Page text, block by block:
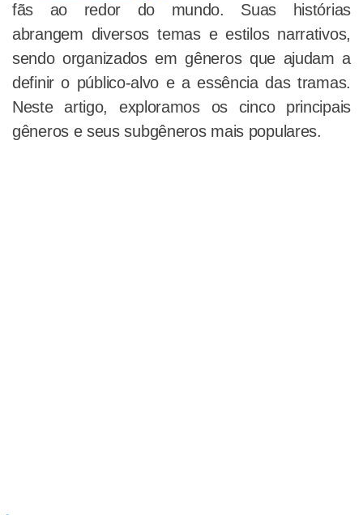
fãs ao redor do mundo. Suas histórias
abrangem diversos temas e estilos narrativos,
sendo organizados em gêneros que ajudam a
definir o público-alvo e a essência das tramas.
Neste artigo, exploramos os cinco principais
gêneros e seus subgêneros mais populares.